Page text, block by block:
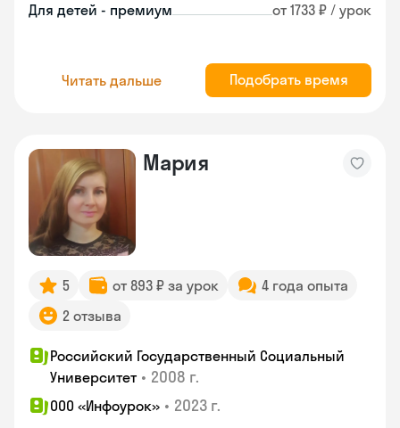
Для детей - премиум от 1733 ₽ / урок
Читать дальше Подобрать время
Мария
5 от 893 ₽ за урок
4 года опыта
2 отзыва
Российский Государственный Социальный
Университет • 2008 г.
ООО «Инфоурок» • 2023 г.